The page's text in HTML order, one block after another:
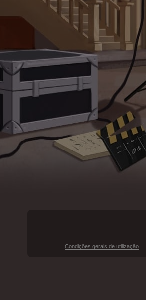
Condições gerais de utilização